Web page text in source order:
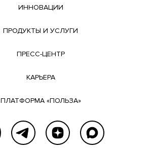
ИННОВАЦИИ
ПРОДУКТЫ И УСЛУГИ
ПРЕСС-ЦЕНТР
КАРЬЕРА
ПЛАТФОРМА «ПОЛЬЗА»